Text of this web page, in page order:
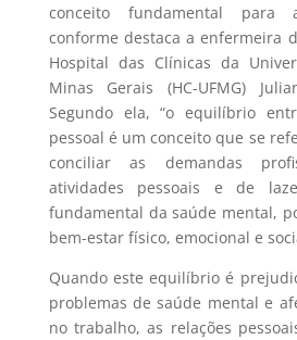
conceito fundamental para
conforme destaca a enfermeira
Hospital das Clínicas da
Minas Gerais (HC-UFMG)
Segundo ela, “o equilíbrio
pessoal é um conceito que se
conciliar as demandas
atividades pessoais e de
fundamental da saúde mental,
bem-estar físico, emocional e
Quando este equilíbrio é
problemas de saúde mental e
no trabalho, as relações